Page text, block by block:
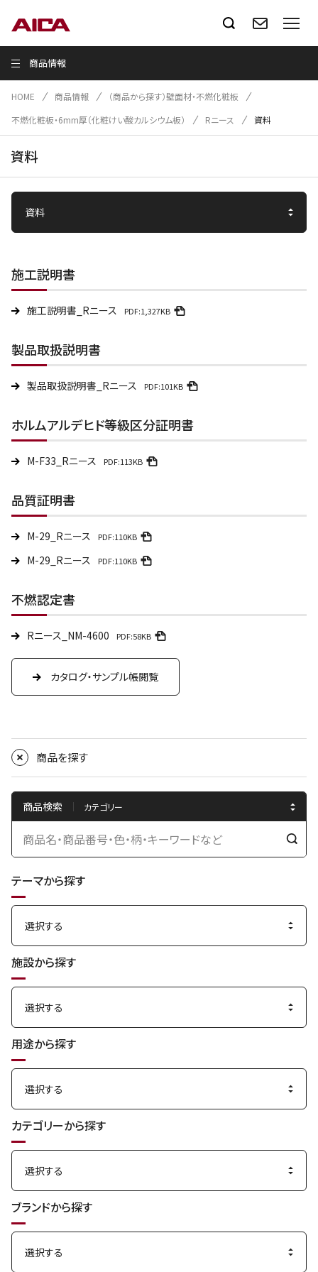
商品情報
HOME 商品情報
（商品から探す）壁面材・不燃化粧板
不燃化粧板・6mm厚（化粧けい酸カルシウム板）
Rニース 資料
資料
施工説明書
施工説明書_Rニース PDF:1,327KB
製品取扱説明書
製品取扱説明書_Rニース PDF:101KB
ホルムアルデヒド等級区分証明書
M-F33_Rニース PDF:113KB
品質証明書
M-29_Rニース PDF:110KB
M-29_Rニース PDF:110KB
不燃認定書
Rニース_NM-4600 PDF:58KB
カタログ・サンプル帳閲覧
商品を探す
商品検索
検
テーマから探す
施設から探す
用途から探す
カテゴリーから探す
ブランドから探す